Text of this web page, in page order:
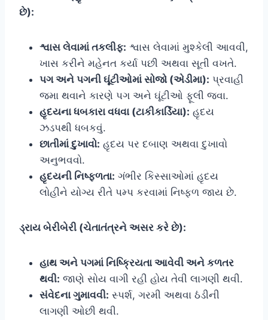
છે):
શ્વાસ લેવામાં તકલીફ: શ્વાસ લેવામાં મુશ્કેલી આવવી,
ખાસ કરીને મહેનત કર્યા પછી અથવા સૂતી વખતે.
પગ અને પગની ઘૂંટીઓમાં સોજો (એડીમા): પ્રવાહી
જમા થવાને કારણે પગ અને ઘૂંટીઓ ફૂલી જવા.
હૃદયના ધબકારા વધવા (ટાકીકાર્ડિયા): હૃદય
ઝડપથી ધબકવું.
છાતીમાં દુખાવો: હૃદય પર દબાણ અથવા દુખાવો
અનુભવવો.
હૃદયની નિષ્ફળતા: ગંભીર કિસ્સાઓમાં હૃદય
લોહીને યોગ્ય રીતે પમ્પ કરવામાં નિષ્ફળ જાય છે.
ડ્રાય બેરીબેરી (ચેતાતંત્રને અસર કરે છે):
હાથ અને પગમાં નિષ્ક્રિયતા આવેવી અને કળતર
થવી: જાણે સોય વાગી રહી હોય તેવી લાગણી થવી.
સંવેદના ગુમાવવી: સ્પર્શ, ગરમી અથવા ઠંડીની
લાગણી ઓછી થવી.